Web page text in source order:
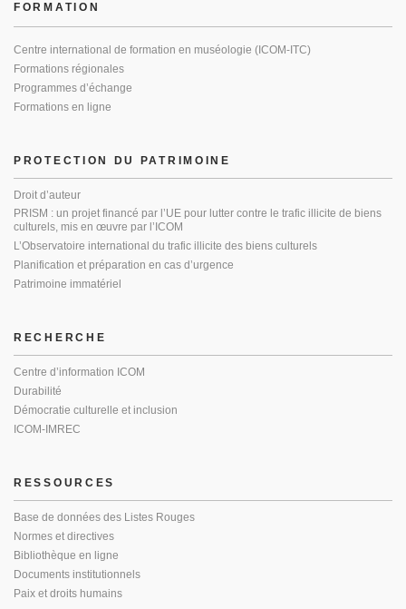
PROTECTION DU PATRIMOINE
Droit d’auteur
PRISM : un projet financé par l’UE pour lutter contre le trafic illicite de biens
culturels, mis en œuvre par l’ICOM
L’Observatoire international du trafic illicite des biens culturels
Planification et préparation en cas d’urgence
Patrimoine immatériel
FORMATION
Centre international de formation en muséologie (ICOM-ITC)
Formations régionales
Programmes d’échange
Formations en ligne
RECHERCHE
Centre d’information ICOM
Durabilité
Démocratie culturelle et inclusion
ICOM-IMREC
RESSOURCES
Base de données des Listes Rouges
Normes et directives
Bibliothèque en ligne
Documents institutionnels
Paix et droits humains